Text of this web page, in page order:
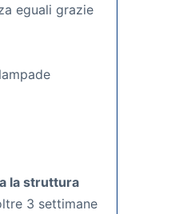
eguali grazie
la struttura
3 settimane